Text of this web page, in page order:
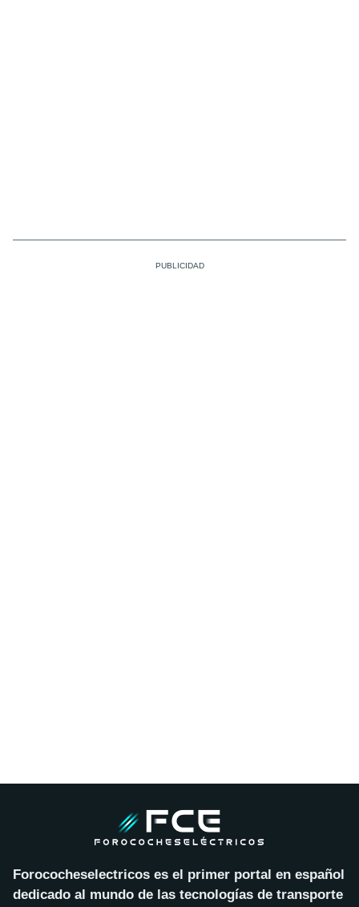
Forococheselectricos es el primer portal en español
dedicado al mundo de las tecnologías de transporte